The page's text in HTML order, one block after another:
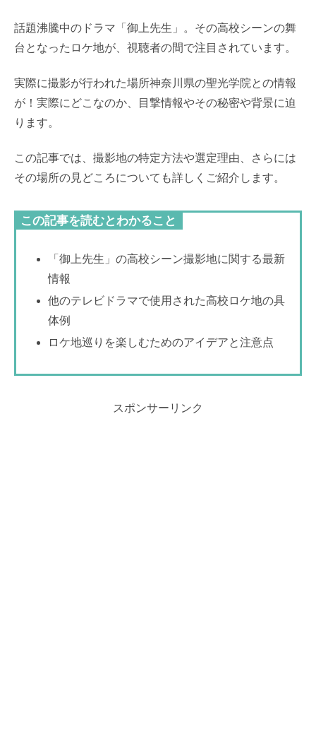
話題沸騰中のドラマ「御上先生」。その高校シーンの舞
台となったロケ地が、視聴者の間で注目されています。
実際に撮影が行われた場所神奈川県の聖光学院との情報
が！実際にどこなのか、目撃情報やその秘密や背景に迫
ります。
この記事では、撮影地の特定方法や選定理由、さらには
その場所の見どころについても詳しくご紹介します。
この記事を読むとわかること
「御上先生」の高校シーン撮影地に関する最新
情報
他のテレビドラマで使用された高校ロケ地の具
体例
ロケ地巡りを楽しむためのアイデアと注意点
スポンサーリンク